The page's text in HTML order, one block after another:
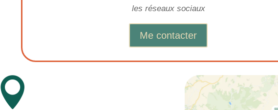
les réseaux sociaux
Me contacter
